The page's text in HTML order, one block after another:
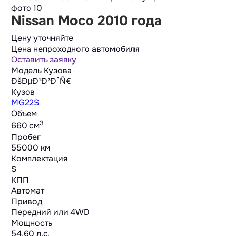
Nissan Moco 2010 года
Цену уточняйте
Цена непроходного автомобиля
Оставить заявку
Модель Кузова
ÐšÐµÐ¹ÐºÐ°Ñ€
Кузов
MG22S
Объем
660 cм3
Пробег
55000 км
Комплектация
S
КПП
Автомат
Привод
Передний или 4WD
Мощность
54,60 л.с.